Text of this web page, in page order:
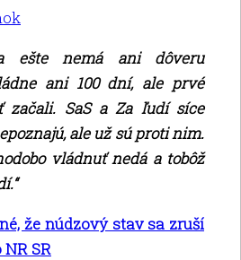
ešte nemá ani dôveru
ani 100 dní, ale prvé
začali. SaS a Za ľudí síce
ale už sú proti nim.
vládnuť nedá a tobôž
že núdzový stav sa zruší
SR